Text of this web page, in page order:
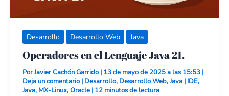
Desarrollo Desarrollo Web Java
Operadores en el Lenguaje Java 21.
PorJavier Cachón Garrido| 13 de mayo de 2025 a las 15:53 |
Deja un comentario | Desarrollo, Desarrollo Web,Java | IDE,
Java, MX-Linux,Oracle | 12 minutos de lectura